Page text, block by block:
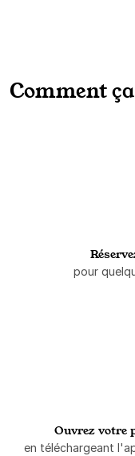
Comment
pour
Ouvrez votre
en téléchargeant